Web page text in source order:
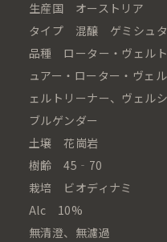
生産国 オーストリア
タイプ 混醸 ゲミシュタ
品種 ローター・ヴェル
ュアー・ローター・ヴェ
ェルトリーナー、ヴェル
ブルゲンダー
土壌 花崗岩
樹齢 45‐70
栽培 ビオディナミ
Alc 10%
無清澄、無濾過